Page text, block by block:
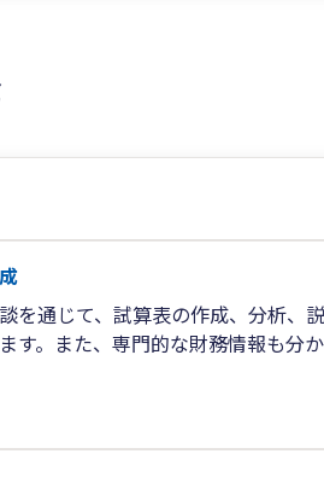
を通じて、試算表の作成、分析、
す。​また、専門的な財務情報も分